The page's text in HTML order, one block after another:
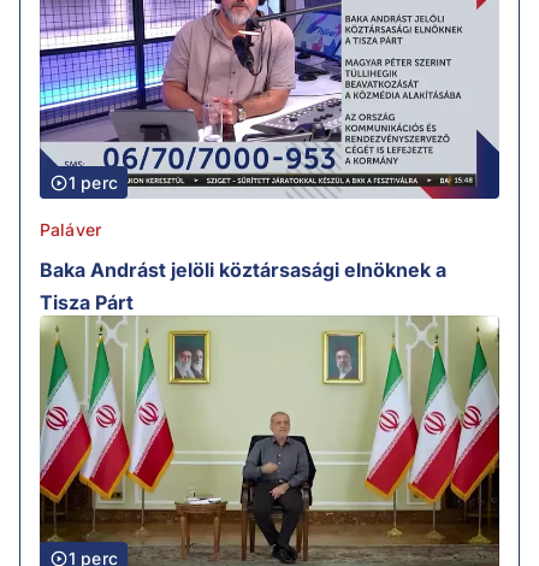
1 perc
Paláver
Baka Andrást jelöli köztársasági elnöknek a
Tisza Párt
1 perc